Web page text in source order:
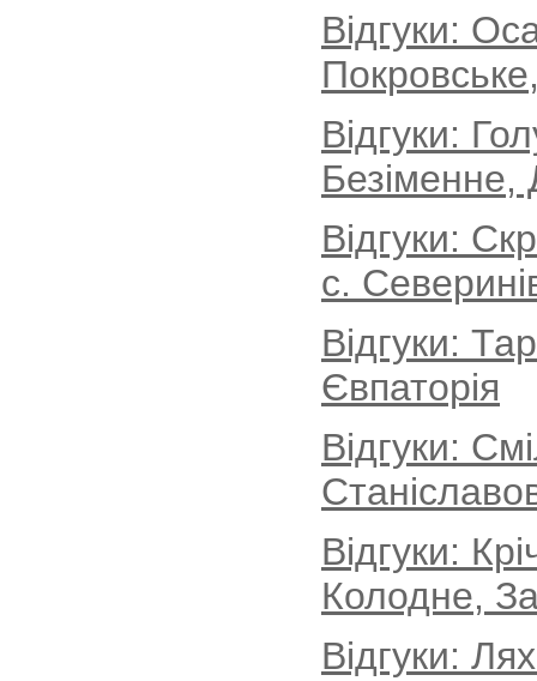
Відгуки:
Відгуки:
Безіменне,
Відгуки:
с.
Відгуки:
Євпаторія
Відгуки:
Відгуки:
Колодне,
Відгуки: